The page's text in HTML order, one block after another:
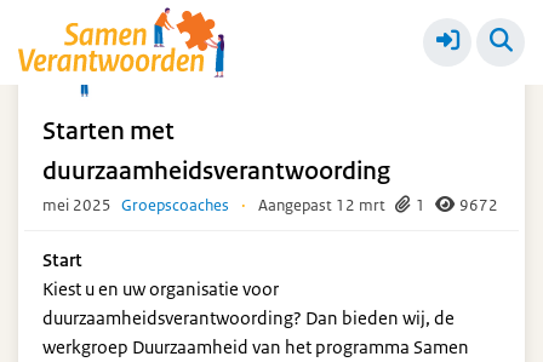
Duurzaamheid Meer
Starten met
duurzaamheidsverantwoording
mei 2025 Groepscoaches · Aangepast 12 mrt 1 9672
Start
Kiest u en uw organisatie voor
duurzaamheidsverantwoording? Dan bieden wij, de
werkgroep Duurzaamheid van het programma Samen